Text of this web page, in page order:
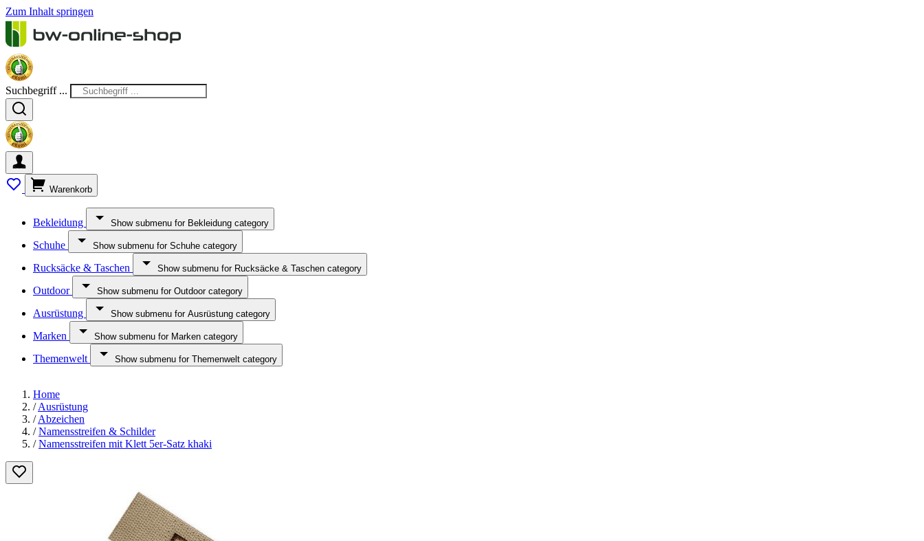
Zum Inhalt springen
Suchbegriff ...
Warenkorb
Bekleidung Show submenu for Bekleidung category
Schuhe Show submenu for Schuhe category
Rucksäcke & Taschen Show submenu for Rucksäcke & Taschen category
Outdoor Show submenu for Outdoor category
Ausrüstung Show submenu for Ausrüstung category
Marken Show submenu for Marken category
Themenwelt Show submenu for Themenwelt category
Home
/ Ausrüstung
/ Abzeichen
/ Namensstreifen & Schilder
/ Namensstreifen mit Klett 5er-Satz khaki